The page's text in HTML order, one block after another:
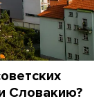
Словакию?